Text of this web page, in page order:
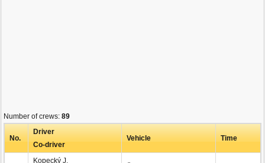
Number of crews: 89
No.
Driver
Co-driver
Vehicle Time
Kopecký J.